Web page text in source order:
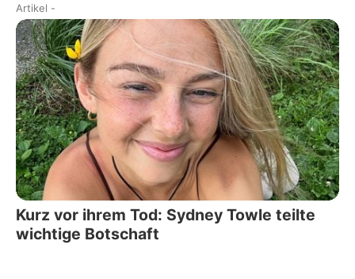
Artikel -
Kurz vor ihrem Tod: Sydney Towle teilte
wichtige Botschaft